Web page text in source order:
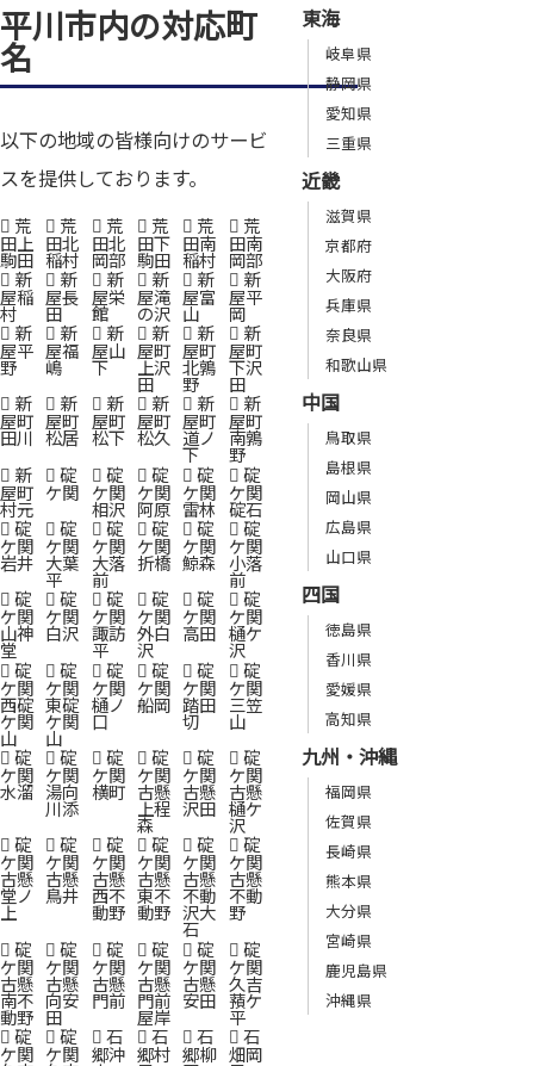
平川市内の対応町
名
以下の地域の皆様向けのサービ
スを提供しております。
荒
田上
駒田
荒
田北
稲村
荒
田北
岡部
荒
田下
駒田
荒
田南
稲村
荒
田南
岡部
新
屋稲
村
新
屋長
田
新
屋栄
館
新
屋滝
の沢
新
屋富
山
新
屋平
岡
新
屋平
野
新
屋福
嶋
新
屋山
下
新
屋町
上沢
田
新
屋町
北鶉
野
新
屋町
下沢
田
新
屋町
田川
新
屋町
松居
新
屋町
松下
新
屋町
松久
新
屋町
道ノ
下
新
屋町
南鶉
野
新
屋町
村元
碇
ケ関
碇
ケ関
相沢
碇
ケ関
阿原
碇
ケ関
雷林
碇
ケ関
碇石
碇
ケ関
岩井
碇
ケ関
大葉
平
碇
ケ関
大落
前
碇
ケ関
折橋
碇
ケ関
鯨森
碇
ケ関
小落
前
碇
ケ関
山神
堂
碇
ケ関
白沢
碇
ケ関
諏訪
平
碇
ケ関
外白
沢
碇
ケ関
高田
碇
ケ関
樋ケ
沢
碇
ケ関
西碇
ケ関
山
碇
ケ関
東碇
ケ関
山
碇
ケ関
樋ノ
口
碇
ケ関
船岡
碇
ケ関
踏田
切
碇
ケ関
三笠
山
碇
ケ関
水溜
碇
ケ関
湯向
川添
碇
ケ関
横町
碇
ケ関
古懸
上程
森
碇
ケ関
古懸
沢田
碇
ケ関
古懸
樋ケ
沢
碇
ケ関
古懸
堂ノ
上
碇
ケ関
古懸
鳥井
碇
ケ関
古懸
西不
動野
碇
ケ関
古懸
東不
動野
碇
ケ関
古懸
不動
沢大
石
碇
ケ関
古懸
不動
野
碇
ケ関
古懸
南不
動野
碇
ケ関
古懸
向安
田
碇
ケ関
古懸
門前
碇
ケ関
古懸
門前
屋岸
碇
ケ関
古懸
安田
碇
ケ関
久吉
蕷ケ
平
碇
ケ関
碇
ケ関
石
郷沖
石
郷村
石
郷柳
石
畑岡
東海
岐阜県
静岡県
愛知県
三重県
近畿
滋賀県
京都府
大阪府
兵庫県
奈良県
和歌山県
中国
鳥取県
島根県
岡山県
広島県
山口県
四国
徳島県
香川県
愛媛県
高知県
九州・沖縄
福岡県
佐賀県
長崎県
熊本県
大分県
宮崎県
鹿児島県
沖縄県